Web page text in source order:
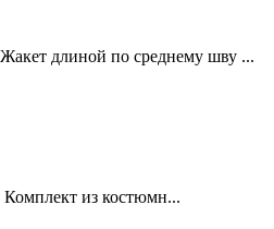
длиной по среднему шву ...
из костюмн...